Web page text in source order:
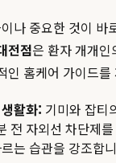
나 중요한 것이 바
전점은 환자 개개
인 홈케어 가이드
활화: 기미와 잡티
전 자외선 차단제
는 습관을 강조합